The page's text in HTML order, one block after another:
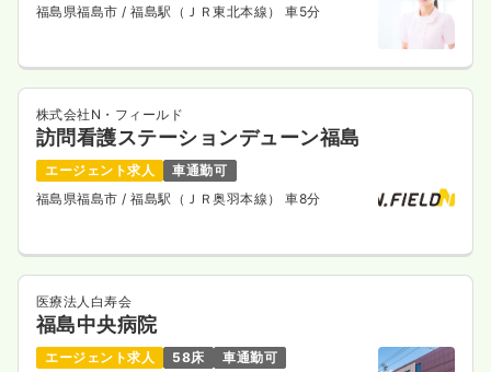
福島県福島市 / 福島駅（ＪＲ東北本線） 車5分
株式会社N・フィールド
訪問看護ステーションデューン福島
エージェント求人
車通勤可
福島県福島市 / 福島駅（ＪＲ奥羽本線） 車8分
医療法人白寿会
福島中央病院
エージェント求人 58床
車通勤可